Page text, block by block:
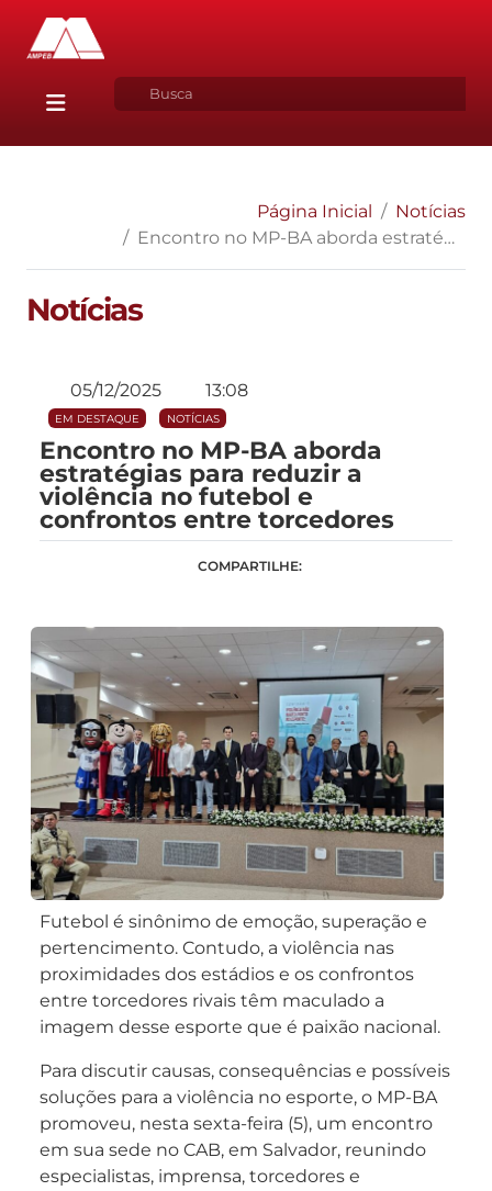
Página Inicial
Notícias
Encontro no MP-BA aborda estratégias para reduzir a violência no futebol e confrontos entre torcedores
Notícias
05/12/2025 13:08
EM DESTAQUE NOTÍCIAS
Encontro no MP-BA aborda
estratégias para reduzir a
violência no futebol e
confrontos entre torcedores
COMPARTILHE:
Futebol é sinônimo de emoção, superação e
pertencimento. Contudo, a violência nas
proximidades dos estádios e os confrontos
entre torcedores rivais têm maculado a
imagem desse esporte que é paixão nacional.
Para discutir causas, consequências e possíveis
soluções para a violência no esporte, o MP-BA
promoveu, nesta sexta-feira (5), um encontro
em sua sede no CAB, em Salvador, reunindo
especialistas, imprensa, torcedores e